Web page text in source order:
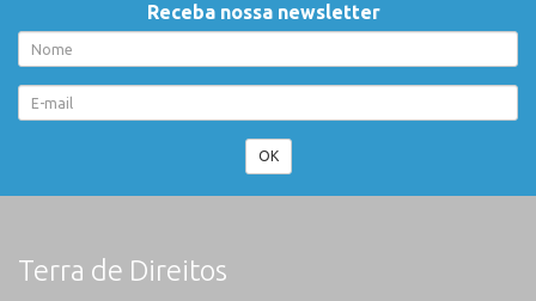
Receba nossa newsletter
OK
Terra de Direitos